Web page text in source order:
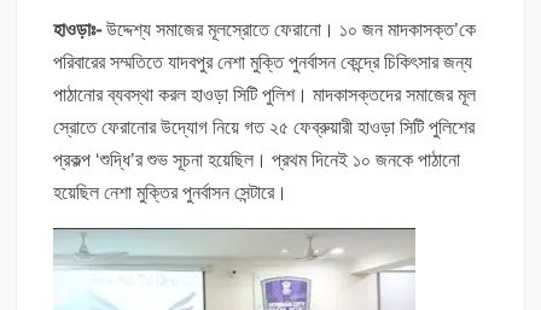
হাওড়াঃ-উদ্দেশ্য সমাজের মূলস্রোতে ফেরানো। ১০ জন মাদকাসক্ত’কে
পরিবারের সম্মতিতে যাদবপুর নেশা মুক্তি পুনর্বাসন কেন্দ্রে চিকিৎসার জন্য
পাঠানোর ব্যবস্থা করল হাওড়া সিটি পুলিশ। মাদকাসক্তদের সমাজের মূল
স্রোতে ফেরানোর উদ্যোগ নিয়ে গত ২৫ ফেব্রুয়ারী হাওড়া সিটি পুলিশের
প্রকল্প ‘শুদ্ধি’র শুভ সূচনা হয়েছিল। প্রথম দিনেই ১০ জনকে পাঠানো
হয়েছিল নেশা মুক্তির পুনর্বাসন সেন্টারে।